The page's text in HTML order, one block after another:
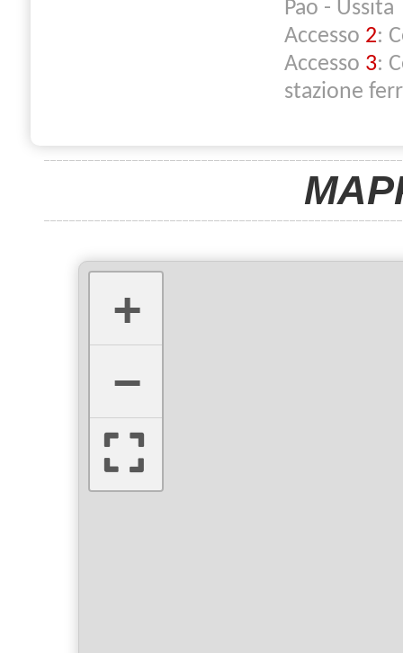
Pao - Ussita
Accesso 2:
Accesso 3:
stazione
+
−